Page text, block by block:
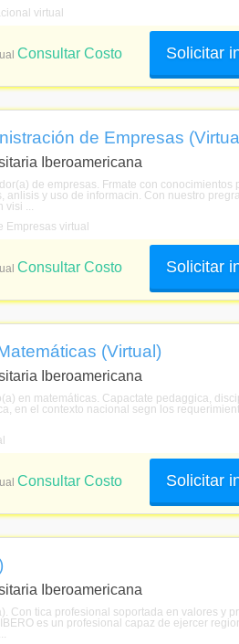
virtual
Solicitar
Consultar Costo
de Empresas
Iberoamericana
de empresas. Frmate con
anlisis y uso de informacin. Con nuestro
visi ...
Empresas virtual
Solicitar
Consultar Costo
(Virtual)
Iberoamericana
en matemáticas. Capactate pedaggica,
en el contexto nacional segn los
Solicitar
Consultar Costo
Iberoamericana
Con tica profesional soportada en valores y
es un profesional capaz de ejercer